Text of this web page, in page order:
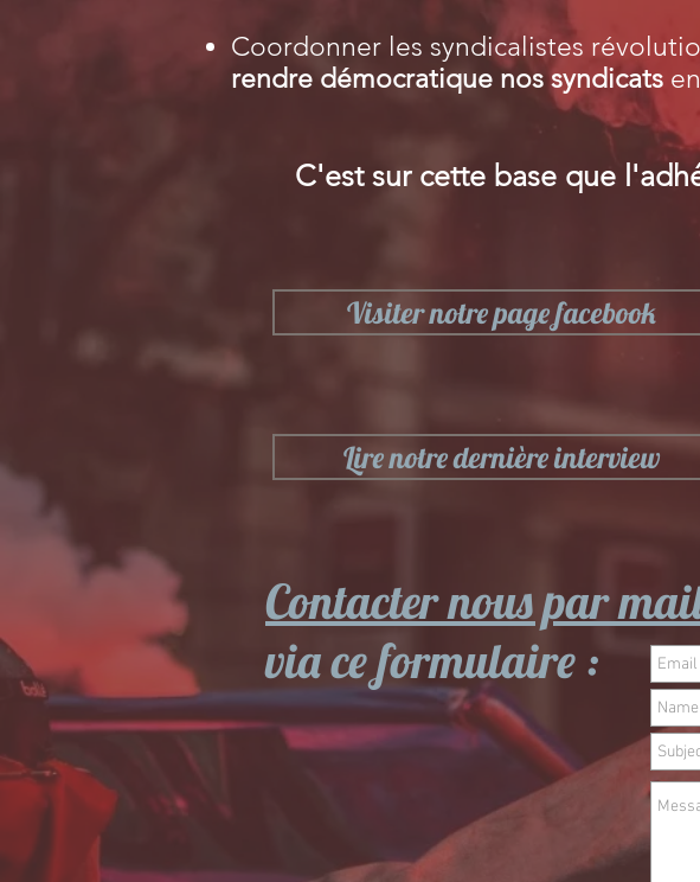
Coordonner les syndicalistes
rendre démocratique nos syndicats
C'est sur cette base que
Visiter notre page facebook
Lire notre dernière interview
Contacter nous par
via ce formulaire :